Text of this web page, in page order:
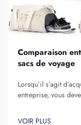
Comparaison
sacs de voyage
Lorsqu’il s’agit
entreprise, vous
VOIR PLUS